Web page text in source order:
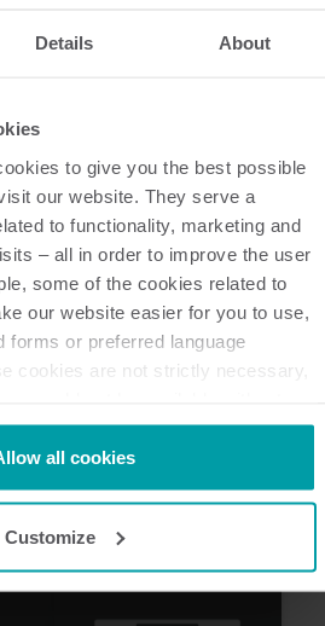
Details About
to give you the best possible
our website. They serve a
to functionality, marketing and
– all in order to improve the user
some of the cookies related to
our website easier for you to use,
forms or preferred language
cookies are not strictly necessary,
third-party cookies. A third-party
other than us, such as other
or withdraw your consent from
all cookies
Customize